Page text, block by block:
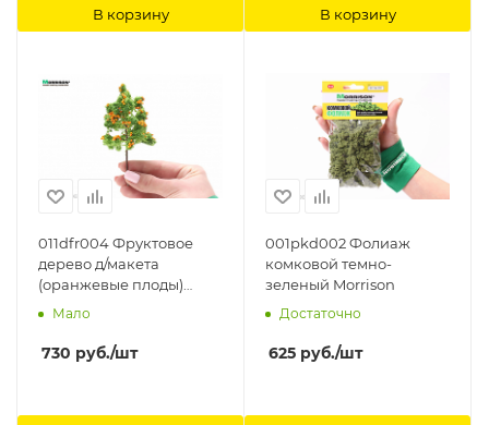
В корзину В корзину
011dfr004 Фруктовое
дерево д/макета
(оранжевые плоды)
Morrison
Мало
730 руб./шт
001pkd002 Фолиаж
комковой темно-
зеленый Morrison
Достаточно
625 руб./шт